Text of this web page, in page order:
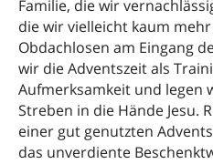
Familie, die wir
die wir vielleicht kaum
Obdachlosen am Eingang
wir die Adventszeit als
Aufmerksamkeit und legen
Streben in die Hände Jesu.
einer gut genutzten
das unverdiente